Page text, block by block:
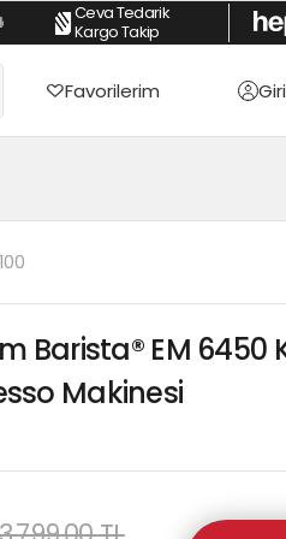
Havale İndirimi | Peşin Fiyatına 3
Ceva Tedarik
Kargo Takip
Favorilerim
Barista® EM 6450
Makinesi